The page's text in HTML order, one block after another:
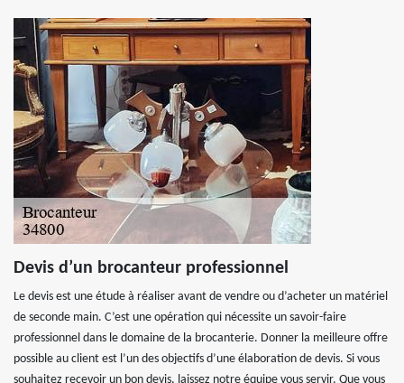
Devis d’un brocanteur professionnel
Le devis est une étude à réaliser avant de vendre ou d’acheter un matériel
de seconde main. C’est une opération qui nécessite un savoir-faire
professionnel dans le domaine de la brocanterie. Donner la meilleure offre
possible au client est l’un des objectifs d’une élaboration de devis. Si vous
souhaitez recevoir un bon devis, laissez notre équipe vous servir. Que vous